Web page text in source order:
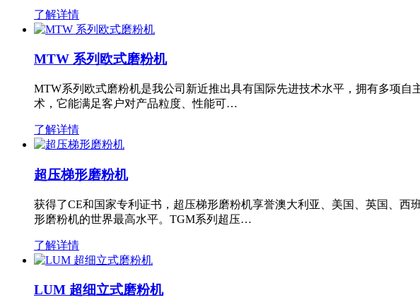
了解详情
MTW 系列欧式磨粉机
MTW系列欧式磨粉机是我公司新近推出具有国际先进技术水平，拥有多项
术，它能满足客户对产品粒度、性能可…
了解详情
超压梯形磨粉机
获得了CE和国家专利证书，超压梯形磨粉机享誉澳大利亚、美国、英国、
形磨粉机的世界最高水平。TGM系列超压…
了解详情
LUM 超细立式磨粉机